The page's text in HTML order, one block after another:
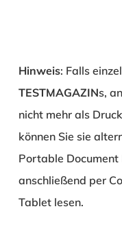
Hinweis: Falls
TESTMAGAZINs,
nicht mehr als
können Sie sie
Portable
anschließend per
Tablet lesen.